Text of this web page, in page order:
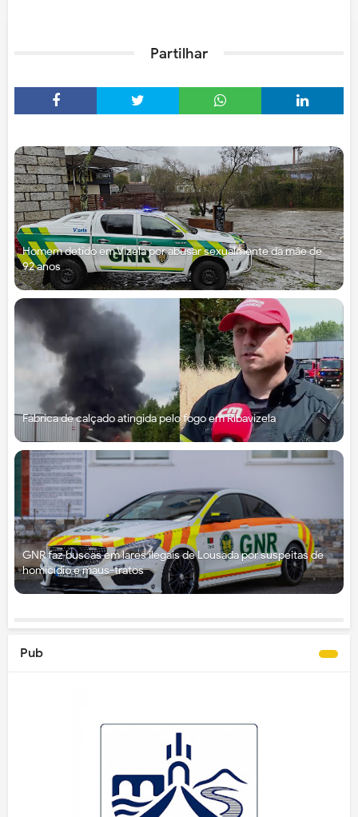
Partilhar
Homem detido em Vizela por abusar sexualmente da mãe de
92 anos
Fábrica de calçado atingida pelo fogo em Ribavizela
GNR faz buscas em lares ilegais de Lousada por suspeitas de
homicídio e maus-tratos
Pub